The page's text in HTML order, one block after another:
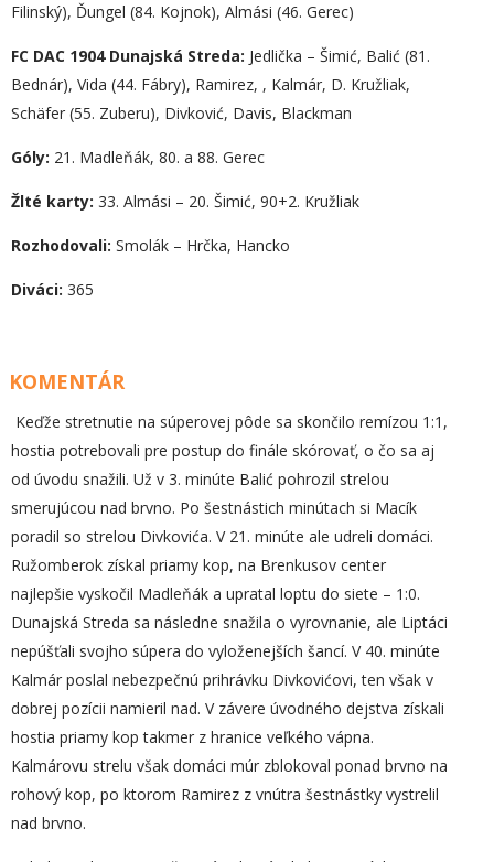
Filinský), Ďungel (84. Kojnok), Almási (46. Gerec)
FC DAC 1904 Dunajská Streda: Jedlička – Šimić, Balić (81.
Bednár), Vida (44. Fábry), Ramirez, , Kalmár, D. Kružliak,
Schäfer (55. Zuberu), Divković, Davis, Blackman
Góly: 21. Madleňák, 80. a 88. Gerec
Žlté karty: 33. Almási – 20. Šimić, 90+2. Kružliak
Rozhodovali: Smolák – Hrčka, Hancko
Diváci: 365
KOMENTÁR
Keďže stretnutie na súperovej pôde sa skončilo remízou 1:1,
hostia potrebovali pre postup do finále skórovať, o čo sa aj
od úvodu snažili. Už v 3. minúte Balić pohrozil strelou
smerujúcou nad brvno. Po šestnástich minútach si Macík
poradil so strelou Divkovića. V 21. minúte ale udreli domáci.
Ružomberok získal priamy kop, na Brenkusov center
najlepšie vyskočil Madleňák a upratal loptu do siete – 1:0.
Dunajská Streda sa následne snažila o vyrovnanie, ale Liptáci
nepúšťali svojho súpera do vyloženejších šancí. V 40. minúte
Kalmár poslal nebezpečnú prihrávku Divkovićovi, ten však v
dobrej pozícii namieril nad. V závere úvodného dejstva získali
hostia priamy kop takmer z hranice veľkého vápna.
Kalmárovu strelu však domáci múr zblokoval ponad brvno na
rohový kop, po ktorom Ramirez z vnútra šestnástky vystrelil
nad brvno.